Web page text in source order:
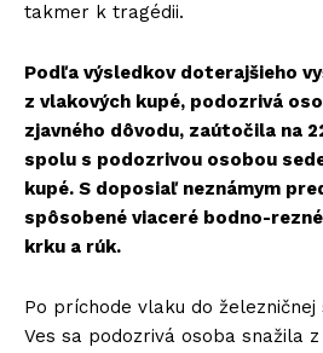
takmer k tragédii.
Podľa výsledkov doterajšieho
z vlakových kupé, podozrivá
zjavného dôvodu, zaútočila na
spolu s podozrivou osobou
kupé. S doposiaľ neznámym
spôsobené viaceré bodno-
krku a rúk.
Po príchode vlaku do železničnej
Ves sa podozrivá osoba snažila